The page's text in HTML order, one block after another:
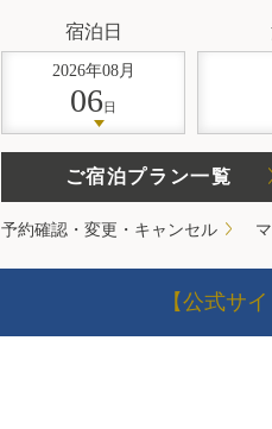
宿泊日
2026年08月
06日
ご宿泊プラン一覧
予約確認・変更・キャンセル
【公式サ